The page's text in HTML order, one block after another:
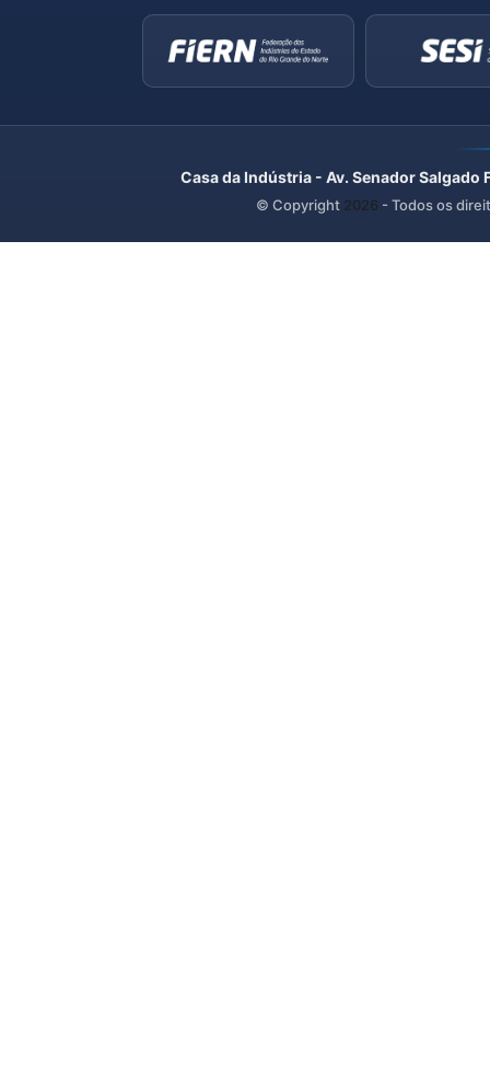
Casa da Indústria - Av. Senador
© Copyright 2026 - Todos os